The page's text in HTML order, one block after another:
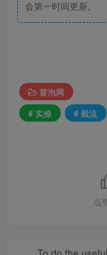
会第一时间更新。
冒泡网
# 实操
# 截流
点